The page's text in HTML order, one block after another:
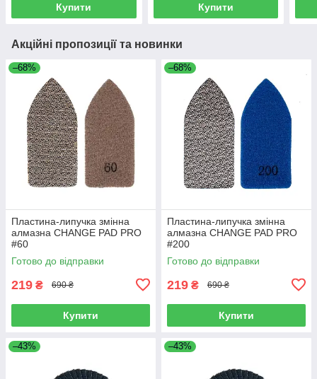
Купити Купити
Акційні пропозиції та новинки
–68%
Пластина-липучка змінна
алмазна CHANGE PAD PRO
#60
Готово до відправки
219 ₴ 690 ₴
Купити
–68%
Пластина-липучка змінна
алмазна CHANGE PAD PRO
#200
Готово до відправки
219 ₴ 690 ₴
Купити
–43% –43%